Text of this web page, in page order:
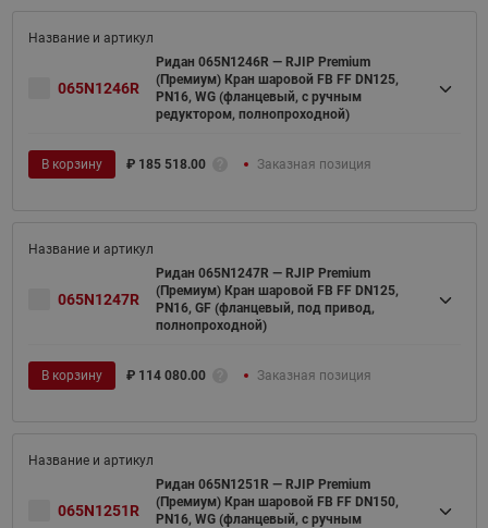
065N1246R
Ридан 065N1246R — RJIP Premium
(Премиум) Кран шаровой FB FF DN125,
PN16, WG (фланцевый, с ручным
редуктором, полнопроходной)
В корзину ₽ 185 518.00 Заказная позиция
065N1247R
Ридан 065N1247R — RJIP Premium
(Премиум) Кран шаровой FB FF DN125,
PN16, GF (фланцевый, под привод,
полнопроходной)
В корзину ₽ 114 080.00 Заказная позиция
065N1251R
Ридан 065N1251R — RJIP Premium
(Премиум) Кран шаровой FB FF DN150,
PN16, WG (фланцевый, с ручным